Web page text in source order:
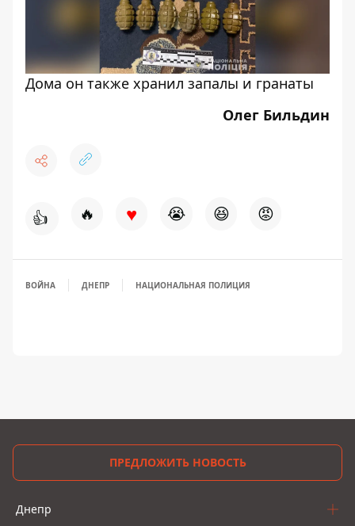
Дома он также хранил запалы и гранаты
Олег Бильдин
👍 🔥 ♥ 😭 😆 😡
ВОЙНА ДНЕПР НАЦИОНАЛЬНАЯ ПОЛИЦИЯ
ПРЕДЛОЖИТЬ НОВОСТЬ
Днепр